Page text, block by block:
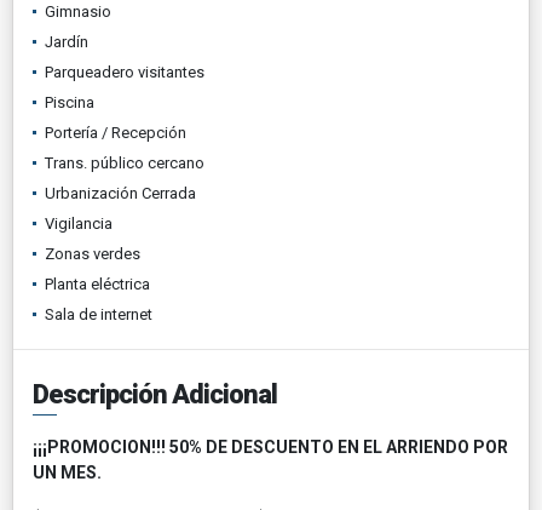
Gimnasio
Jardín
Parqueadero visitantes
Piscina
Portería / Recepción
Trans. público cercano
Urbanización Cerrada
Vigilancia
Zonas verdes
Planta eléctrica
Sala de internet
Descripción Adicional
¡¡¡PROMOCION!!! 50% DE DESCUENTO EN EL ARRIENDO POR
UN MES.